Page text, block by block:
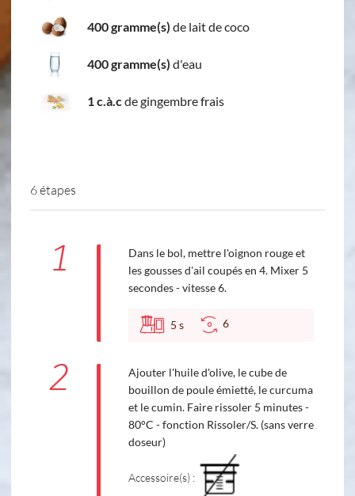
400 gramme(s) de lait de coco
400 gramme(s) d'eau
1 c.à.cde gingembre frais
6 étapes
1
Dans le bol, mettre l'oignon rouge et
les gousses d'ail coupés en 4. Mixer 5
secondes - vitesse 6.
5 s 6
2
Ajouter l'huile d'olive, le cube de
bouillon de poule émietté, le curcuma
et le cumin. Faire rissoler 5 minutes -
80°C - fonction Rissoler/S. (sans verre
doseur)
Accessoire(s) :